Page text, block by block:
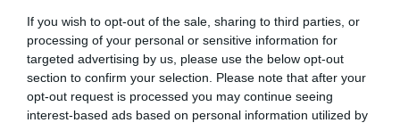
If you wish to opt-out of the sale, sharing to third parties, or
processing of your personal or sensitive information for
targeted advertising by us, please use the below opt-out
section to confirm your selection. Please note that after your
opt-out request is processed you may continue seeing
interest-based ads based on personal information utilized by